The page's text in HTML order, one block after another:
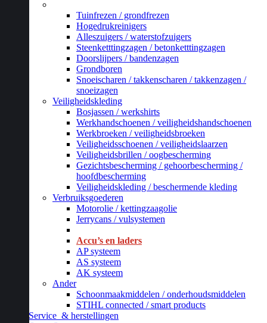
Tuinfrezen / grondfrezen
Hogedrukreinigers
Alleszuigers / waterstofzuigers
Steenketttingzagen / betonketttingzagen
Doorslijpers / bandenzagen
Grondboren
Snoeischaren / takkenscharen / takkenzagen /
snoeizagen
Veiligheidskleding
Bosjassen / werkshirts
Werkhandschoenen / veiligheidshandschoenen
Werkbroeken / veiligheidsbroeken
Veiligheidsschoenen / veiligheidslaarzen
Veiligheidsbrillen / oogbescherming
Gezichtsbescherming / gehoorbescherming /
hoofdbescherming
Veiligheidskleding / beschermende kleding
Verbruiksgoederen
Motorolie / kettingzaagolie
Jerrycans / vulsystemen
Accu’s en laders
AP systeem
AS systeem
AK systeem
Ander
Schoonmaakmiddelen / onderhoudsmiddelen
STIHL connected / smart products
Service & herstellingen